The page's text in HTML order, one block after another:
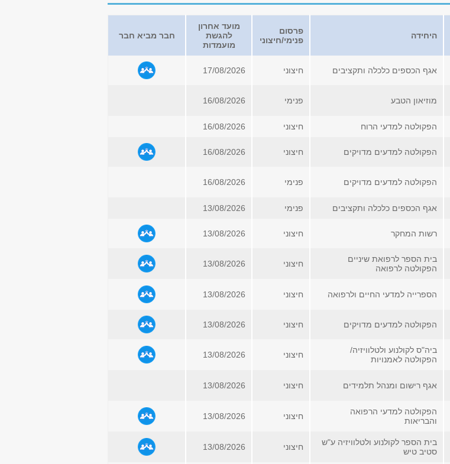
היחידה
פרסום
פנימי/חיצוני
מועד אחרון
להגשת
מועמדות
חבר מביא חבר
אגף הכספים כלכלה ותקציבים חיצוני 17/08/2026
מוזיאון הטבע פנימי 16/08/2026
הפקולטה למדעי הרוח חיצוני 16/08/2026
הפקולטה למדעים מדויקים חיצוני 16/08/2026
הפקולטה למדעים מדויקים פנימי 16/08/2026
אגף הכספים כלכלה ותקציבים פנימי 13/08/2026
רשות המחקר חיצוני 13/08/2026
בית הספר לרפואת שיניים
הפקולטה לרפואה
חיצוני 13/08/2026
הספרייה למדעי החיים ולרפואה חיצוני 13/08/2026
הפקולטה למדעים מדויקים חיצוני 13/08/2026
ביה"ס לקולנוע ולטלוויזיה/
הפקולטה לאמנויות
חיצוני 13/08/2026
אגף רישום ומנהל תלמידים חיצוני 13/08/2026
הפקולטה למדעי הרפואה
והבריאות
חיצוני 13/08/2026
בית הספר לקולנוע ולטלוויזיה ע"ש
סטיב טיש
חיצוני 13/08/2026